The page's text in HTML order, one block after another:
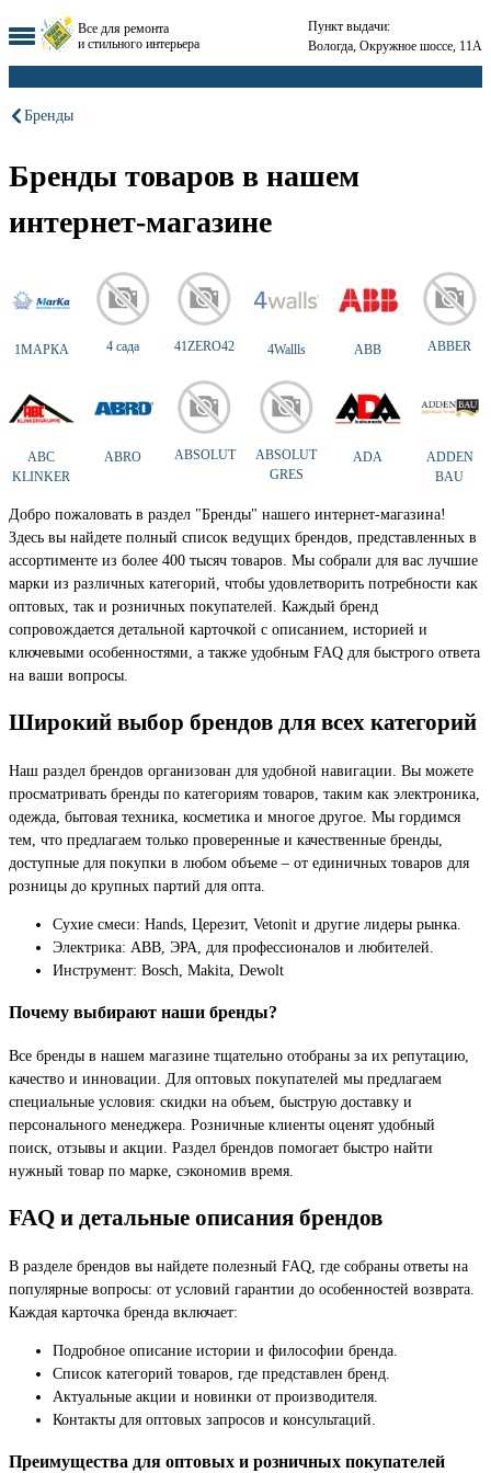
Все для ремонта
и стильного интерьера
Пункт выдачи:
Вологда, Окружное шоссе, 11А
Бренды
Бренды товаров в нашем
интернет-магазине
1МАРКА 4 сада 41ZERO42 4Wallls ABB ABBER
ABC
KLINKER
ABRO ABSOLUT
ABSOLUT
GRES
ADA
ADDEN
BAU
Добро пожаловать в раздел "Бренды" нашего интернет-магазина!
Здесь вы найдете полный список ведущих брендов, представленных в
ассортименте из более 400 тысяч товаров. Мы собрали для вас лучшие
марки из различных категорий, чтобы удовлетворить потребности как
оптовых, так и розничных покупателей. Каждый бренд
сопровождается детальной карточкой с описанием, историей и
ключевыми особенностями, а также удобным FAQ для быстрого ответа
на ваши вопросы.
Широкий выбор брендов для всех категорий
Наш раздел брендов организован для удобной навигации. Вы можете
просматривать бренды по категориям товаров, таким как электроника,
одежда, бытовая техника, косметика и многое другое. Мы гордимся
тем, что предлагаем только проверенные и качественные бренды,
доступные для покупки в любом объеме – от единичных товаров для
розницы до крупных партий для опта.
Сухие смеси: Hands, Церезит, Vetonit и другие лидеры рынка.
Электрика: ABB, ЭРА, для профессионалов и любителей.
Инструмент: Bosch, Makita, Dewolt
Почему выбирают наши бренды?
Все бренды в нашем магазине тщательно отобраны за их репутацию,
качество и инновации. Для оптовых покупателей мы предлагаем
специальные условия: скидки на объем, быструю доставку и
персонального менеджера. Розничные клиенты оценят удобный
поиск, отзывы и акции. Раздел брендов помогает быстро найти
нужный товар по марке, сэкономив время.
FAQ и детальные описания брендов
В разделе брендов вы найдете полезный FAQ, где собраны ответы на
популярные вопросы: от условий гарантии до особенностей возврата.
Каждая карточка бренда включает:
Подробное описание истории и философии бренда.
Список категорий товаров, где представлен бренд.
Актуальные акции и новинки от производителя.
Контакты для оптовых запросов и консультаций.
Преимущества для оптовых и розничных покупателей